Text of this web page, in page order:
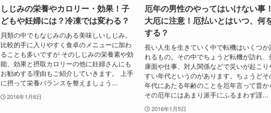
しじみの栄養やカロリー・効果！子
どもや妊婦には？冷凍では変わる？
貝類の中でもなじみのある美味しいしじみ。
比較的手に入りやすく食卓のメニューに加わ
ることも多いですが そのしじみの栄養素や効
能、効果と摂取カロリーの他に妊婦さんにも
お勧めする理由もご紹介していきます。 上手
に摂って栄養バランスを整えましょう...
2016年1月6日
厄年の男性のやってはいけない事！
大厄に注意！厄払いとはいつ、何
する？
長い人生を生きていく中で転機はいくつか
れるもの。その中でちょうど転機が訪れ、
康面や仕事、対人関係などで災いが起こり
すい年代というのがあります。ちょうどそ
年代にあたる年齢のことを厄年言って昔か
その厄年にはあまり派手にふるまわず謹...
2016年1月5日